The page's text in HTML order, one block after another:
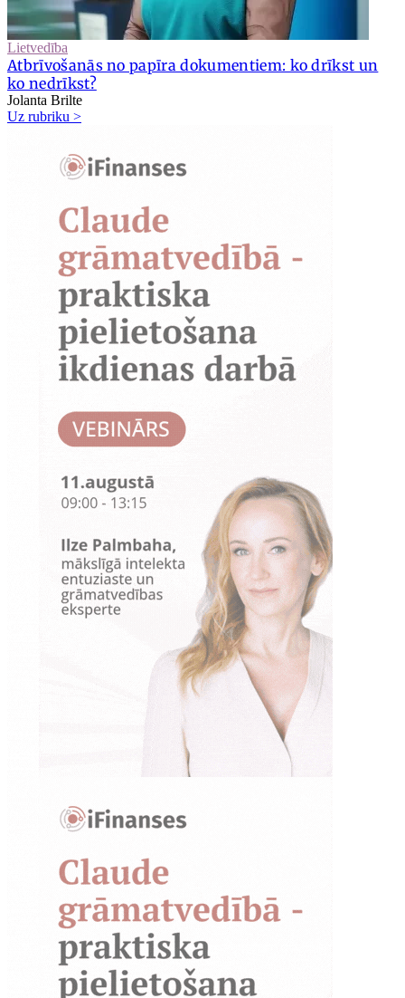
Lietvedība
Atbrīvošanās no papīra dokumentiem: ko drīkst un
ko nedrīkst?
Jolanta Brilte
Uz rubriku >